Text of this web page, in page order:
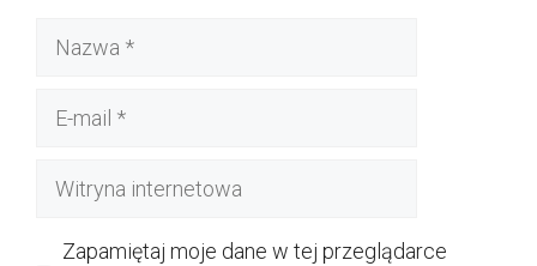
Nazwa
Witryna
Zapamiętaj moje dane w tej przeglądarce